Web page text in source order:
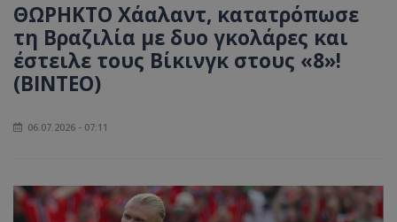
ΘΩΡΗΚΤΟ Χάαλαντ, κατατρόπωσε
τη Βραζιλία με δυο γκολάρες και
έστειλε τους Βίκινγκ στους «8»!
(ΒΙΝΤΕΟ)
06.07.2026 - 07:11